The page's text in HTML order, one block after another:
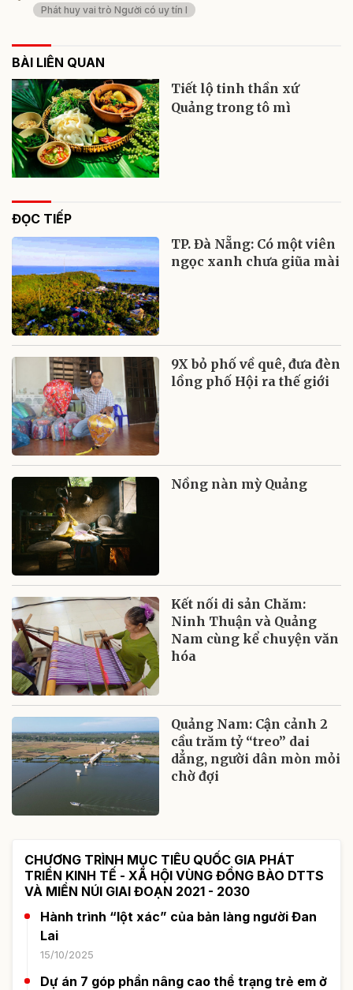
Phát huy vai trò Người có uy tín l
BÀI LIÊN QUAN
Tiết lộ tinh thần xứ
Quảng trong tô mì
ĐỌC TIẾP
TP. Đà Nẵng: Có một viên
ngọc xanh chưa giũa mài
9X bỏ phố về quê, đưa đèn
lồng phố Hội ra thế giới
Nồng nàn mỳ Quảng
Kết nối di sản Chăm:
Ninh Thuận và Quảng
Nam cùng kể chuyện văn
hóa
Quảng Nam: Cận cảnh 2
cầu trăm tỷ “treo” dai
dẳng, người dân mòn mỏi
chờ đợi
CHƯƠNG TRÌNH MỤC TIÊU QUỐC GIA PHÁT
TRIỂN KINH TẾ - XÃ HỘI VÙNG ĐỒNG BÀO DTTS
VÀ MIỀN NÚI GIAI ĐOẠN 2021 - 2030
Hành trình “lột xác” của bản làng người Đan
Lai
15/10/2025
Dự án 7 góp phần nâng cao thể trạng trẻ em ở